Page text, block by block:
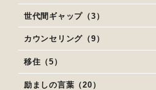
世代間ギャップ（3）
カウンセリング（9）
移住（5）
励ましの言葉（20）